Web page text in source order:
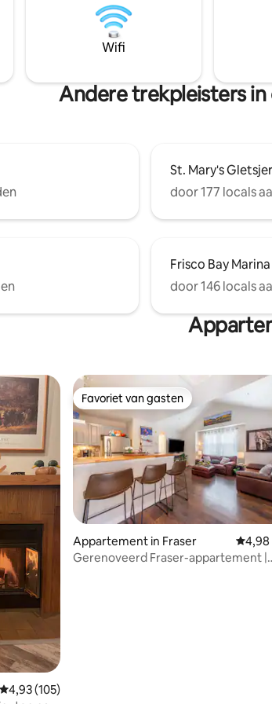
en
rustig
niet
het
Lake. Na te hebben genoten van een
perfecte dag in Colorado, kom je
naar je ruime kamer voor een
je eigen patio om na te denken over
Wifi
Andere trekpleisters in
St. Mary's Gletsjer
door 177 locals
Frisco Bay Marina
door 146 locals
Gemiddelde beoordeling van 4,93 uit 5, 105
4,93 (105)
Favoriet van gasten
Favoriet van gasten
Appartement in Fraser
4,98
Gerenoveerd Fraser-appartement |